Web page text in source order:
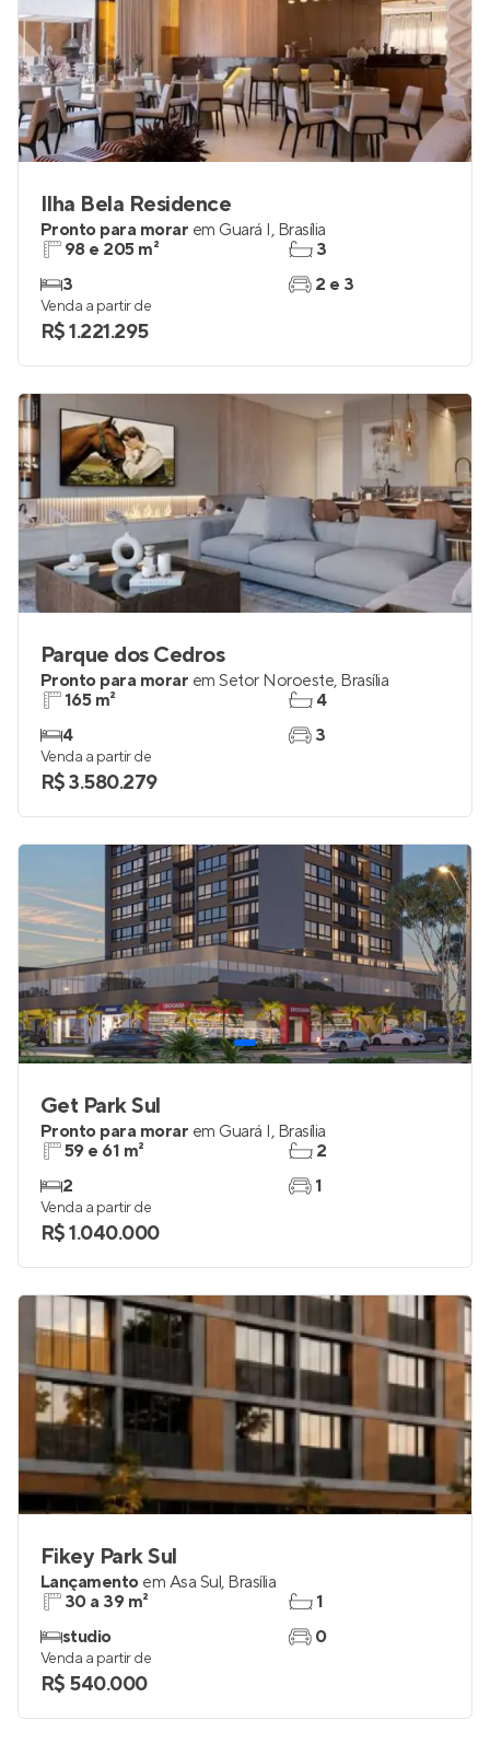
Ilha Bela Residence
Pronto para morar em Guará I, Brasília
98 e 205 m²
3
3
2 e 3
Venda a partir de
R$ 1.221.295
Parque dos Cedros
Pronto para morar em Setor Noroeste, Brasília
165 m²
4
4
3
Venda a partir de
R$ 3.580.279
Get Park Sul
Pronto para morar em Guará I, Brasília
59 e 61 m²
2
2
1
Venda a partir de
R$ 1.040.000
Fikey Park Sul
Lançamento em Asa Sul, Brasília
30 a 39 m²
studio
1
0
Venda a partir de
R$ 540.000